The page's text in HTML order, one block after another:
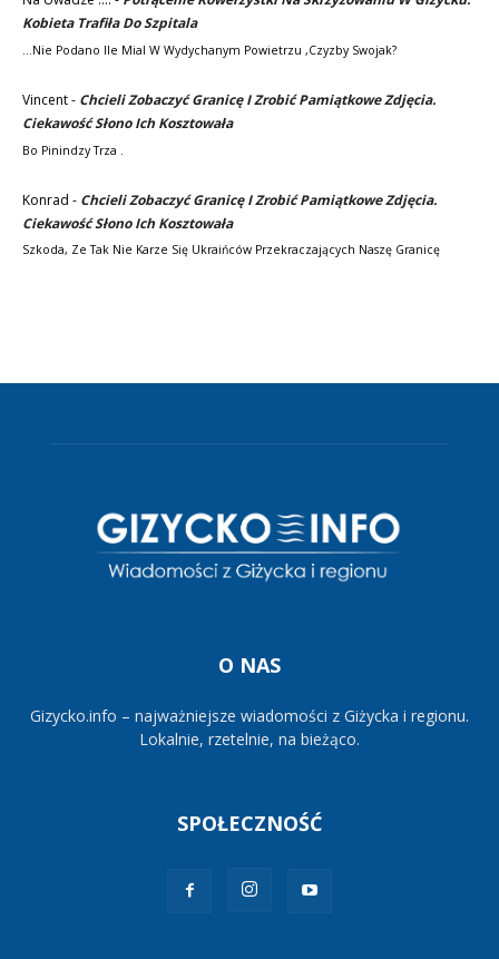
Kobieta Trafiła Do Szpitala
...nie Podano Ile Mial W Wydychanym Powietrzu ,czyzby Swojak?
Vincent- Chcieli Zobaczyć Granicę I Zrobić Pamiątkowe Zdjęcia.
Ciekawość Słono Ich Kosztowała
Bo Pinindzy Trza .
Konrad - Chcieli Zobaczyć Granicę I Zrobić Pamiątkowe Zdjęcia.
Ciekawość Słono Ich Kosztowała
Szkoda, Ze Tak Nie Karze Się Ukraińców Przekraczających Naszę Granicę
O NAS
Gizycko.info – najważniejsze wiadomości z Giżycka i regionu.
Lokalnie, rzetelnie, na bieżąco.
SPOŁECZNOŚĆ